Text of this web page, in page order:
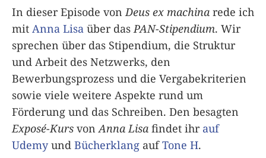
In dieser Episode von Deus ex machina rede ich
mit Anna Lisa über das PAN-Stipendium. Wir
sprechen über das Stipendium, die Struktur
und Arbeit des Netzwerks, den
Bewerbungsprozess und die Vergabekriterien
sowie viele weitere Aspekte rund um
Förderung und das Schreiben. Den besagten
Exposé-Kurs von Anna Lisa findet ihr auf
Udemy und Bücherklang aufTone H.